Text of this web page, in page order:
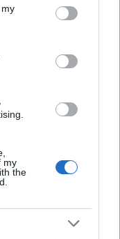
You may click to
third-party tags to
in below Google
my
the
észrevétlen
gyáva és
áldozatok,
is.